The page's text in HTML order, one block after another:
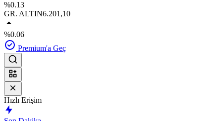
%0.13
GR. ALTIN6.201,10
%0.06
Premium'a Geç
Hızlı Erişim